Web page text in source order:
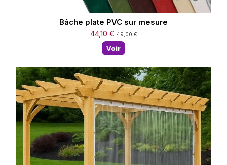
Bâche plate PVC sur mesure
44,10 €49,00 €
Voir